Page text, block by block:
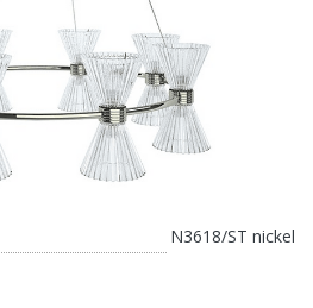
N3618/ST nickel